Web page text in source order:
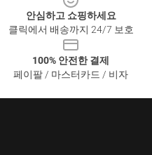
안심하고 쇼핑하세요
클릭에서 배송까지 24/7 보호
100% 안전한 결제
페이팔 / 마스터카드 / 비자